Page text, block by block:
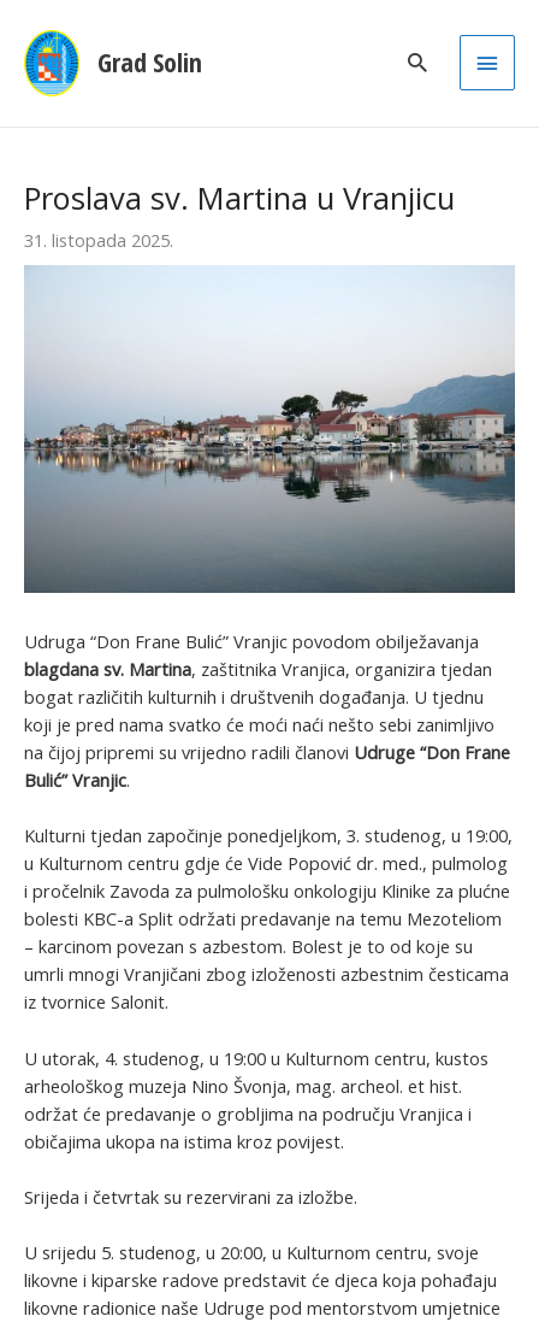
Grad Solin
Main
Proslava sv. Martina u Vranjicu
31. listopada 2025.
Udruga “Don Frane Bulić” Vranjic povodom obilježavanja
blagdana sv. Martina, zaštitnika Vranjica, organizira tjedan
bogat različitih kulturnih i društvenih događanja. U tjednu
koji je pred nama svatko će moći naći nešto sebi zanimljivo
na čijoj pripremi su vrijedno radili članovi Udruge “Don Frane
Bulić” Vranjic.
Kulturni tjedan započinje ponedjeljkom, 3. studenog, u 19:00,
u Kulturnom centru gdje će Vide Popović dr. med., pulmolog
i pročelnik Zavoda za pulmološku onkologiju Klinike za plućne
bolesti KBC-a Split održati predavanje na temu Mezoteliom
– karcinom povezan s azbestom. Bolest je to od koje su
umrli mnogi Vranjičani zbog izloženosti azbestnim česticama
iz tvornice Salonit.
U utorak, 4. studenog, u 19:00 u Kulturnom centru, kustos
arheološkog muzeja Nino Švonja, mag. archeol. et hist.
održat će predavanje o grobljima na području Vranjica i
običajima ukopa na istima kroz povijest.
Srijeda i četvrtak su rezervirani za izložbe.
U srijedu 5. studenog, u 20:00, u Kulturnom centru, svoje
likovne i kiparske radove predstavit će djeca koja pohađaju
likovne radionice naše Udruge pod mentorstvom umjetnice